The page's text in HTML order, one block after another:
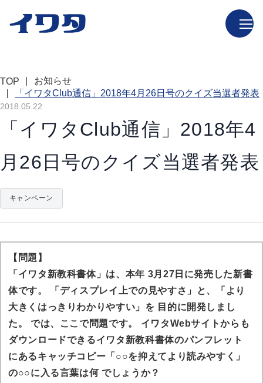
TOP
お知らせ
「イワタClub通信」2018年4月26日号のクイズ当選者発表
2018.05.22
「イワタClub通信」2018年4
月26日号のクイズ当選者発表
キャンペーン
【問題】
「イワタ新教科書体」は、本年 3月27日に発売した新書
体です。 「ディスプレイ上での見やすさ」と、「より
大きくはっきりわかりやすい」を 目的に開発しまし
た。 では、ここで問題です。 イワタWebサイトからも
ダウンロードできるイワタ新教科書体のパンフレット
にあるキャッチコピー「○○を抑えてより読みやすく」
の○○に入る言葉は何 でしょうか？